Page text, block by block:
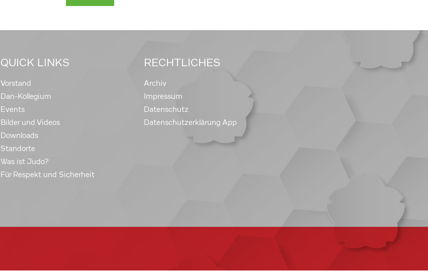
QUICK LINKS
Vorstand
Dan-Kollegium
Events
Bilder und Videos
Downloads
Standorte
Was ist Judo?
Für Respekt und Sicherheit
RECHTLICHES
Archiv
Impressum
Datenschutz
Datenschutzerklärung App